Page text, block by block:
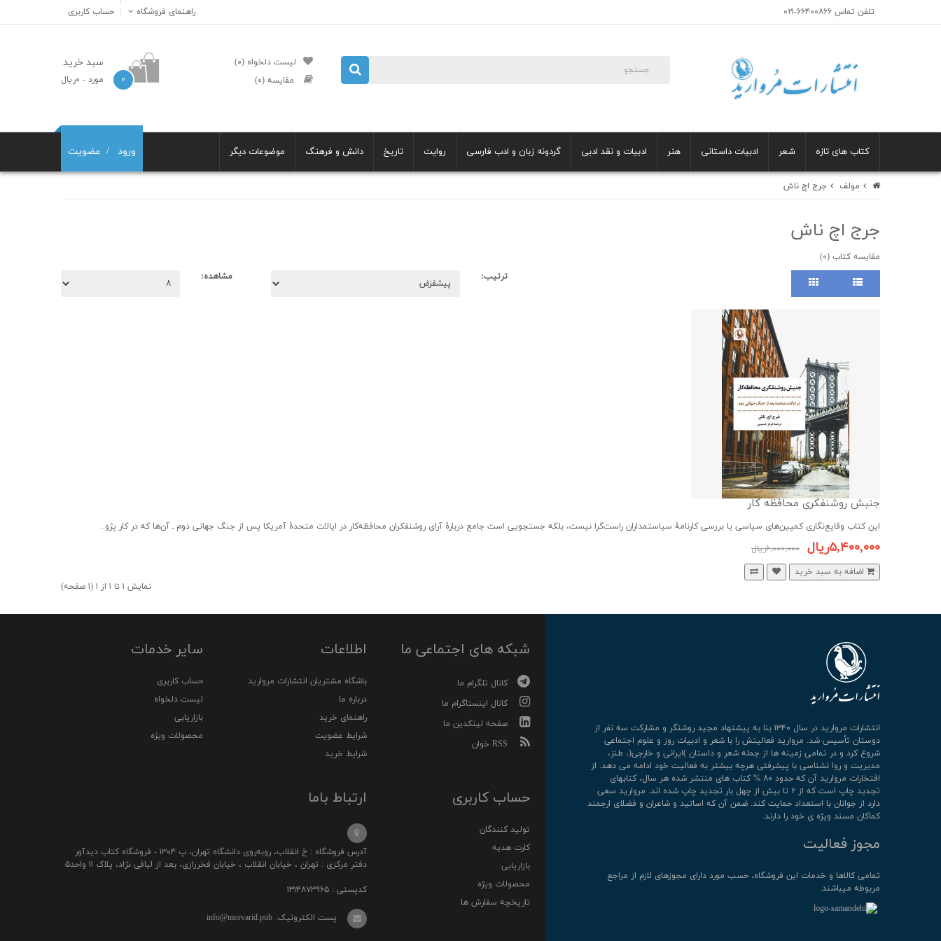
تلفن تماس ۶۶۴۰۰۸۶۶-۰۲۱ حساب کاربری راهنمای فروشگاه
لیست دلخواه (۰)
مقایسه (۰)
سبد خرید
۰ مورد - ۰ریال
کتاب های تازه شعر ادبیات داستانی هنر ادبیات و نقد ادبی گردونه زبان و ادب فارسی روایت تاریخ دانش و فرهنگ موضوعات دیگر ورود عضویت
مولف جرج اچ ناش
جرج اچ ناش
مقایسه کتاب (۰)
ترتیب:
مشاهده:
جنبش روشنفکری محافظه کار
این کتاب وقایع‌نگاری کمپین‌های سیاسی یا بررسی کارنامۀ سیاستمداران راست‌گرا نیست، بلکه جستجویی است جامع دربارۀ آرای روشنفکران محافظه‌کار در ایالات متحدۀ آمریکا پس از جنگ جهانی دوم ـ آن‌ها که در کار پژو..
۵,۴۰۰,۰۰۰ریال ۶,۰۰۰,۰۰۰ریال
اضافه به سبد خرید
نمایش ۱ تا ۱ از ۱ (۱ صفحه)
انتشارات مروارید در سال ۱۳۴۰ بنا به پیشنهاد مجید روشنگر و مشارکت سه نفر از
دوستان تأسیس شد. مروارید فعالیتش را با شعر و ادبیات روز و علوم اجتماعی
شروع کرد و در تمامی زمینه ها از جمله شعر و داستان )ایرانی و خارجی(، طنز،
مدیریت و روا نشناسی با پیشرفتی هرچه بیشتر به فعالیت خود ادامه می دهد. از
افتخارات مروارید آن که حدود ۸۰ % کتاب های منتشر شده هر سال، کتابهای
تجدید چاپ است که از ۲ تا بیش از چهل بار تجدید چاپ شده اند. مروارید سعی
دارد از جوانان با استعداد حمایت کند. ضمن آن که اساتید و شاعران و فضلای ارجمند
کماکان مسند ویژه ی خود را دارند.
مجوز فعالیت
تمامی كالاها و خدمات این فروشگاه، حسب مورد دارای مجوزهای لازم از مراجع
مربوطه میباشند.
شبکه های اجتماعی ما
کانال تلگرام ما
کانال اینستاگرام ما
صفحه لینکدین ما
RSS خوان
اطلاعات
باشگاه مشتریان انتشارات مروارید
درباره ما
راهنمای خرید
شرایط عضویت
شرایط خرید
سایر خدمات
حساب کاربری
لیست دلخواه
بازاریابی
محصولات ویژه
حساب کاربری
تولید کنندگان
کارت هدیه
بازاریابی
محصولات ویژه
تاریخچه سفارش ها
ارتباط باما
آدرس فروشگاه : خ انقلاب، رو‌به‌روی دانشگاه تهران، پ ۱۳۰۴ - فروشگاه کتاب دیدآور
دفتر مرکزی : تهران ، خیابان انقلاب ، خیابان فخررازی، بعد از لبافی نژاد، پلاک ۱۱ واحد۵
کدپستی : ۱۳۱۴۸۷۳۹۶۵
پست الکترونیک: info@morvarid.pub